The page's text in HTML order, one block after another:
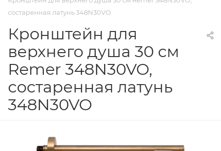
состаренная латунь 348N30VO
Кронштейн для
верхнего душа 30 см
Remer 348N30VO,
состаренная латунь
348N30VO